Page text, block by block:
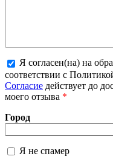
Более подробная
Я согласен(на) на
соответствии с
Согласие действует до
моего отзыва *
Город
Я не спамер